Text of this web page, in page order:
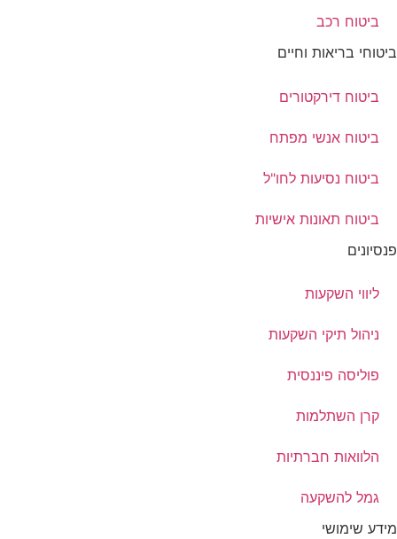
ביטוח רכב
ביטוחי בריאות וחיים
ביטוח דירקטורים
ביטוח אנשי מפתח
ביטוח נסיעות לחו"ל
ביטוח תאונות אישיות
פנסיונים
ליווי השקעות
ניהול תיקי השקעות
פוליסה פיננסית
קרן השתלמות
הלוואות חברתיות
גמל להשקעה
מידע שימושי